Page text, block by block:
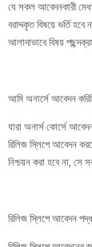
যে সকল আবেদনকারী
বরাদ্দকৃত বিষয়ে ভর্তি
আলাদাভাবে বিষয়
আমি অনার্সে আবেদন
যারা অনার্স কোর্সে
রিলিজ স্লিপে আবেদন
নিশ্চয়ন করা হবে না, সে
রিলিজ স্লিপে আবেদন